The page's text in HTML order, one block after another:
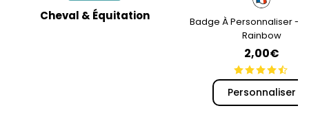
Cheval & Équitation
Badge À Personnaliser -
Rainbow
2,00€
Personnaliser